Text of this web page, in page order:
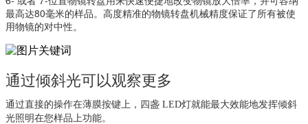
最高达80毫米的样品。高度精准的物镜转盘机械精度保证了所有被使
用物镜的对中性。
通过倾斜光可以观察更多
通过直接的操作在薄膜按键上，四盏 LED灯就能最大效能地发挥倾斜
光照明在您样品上功能。